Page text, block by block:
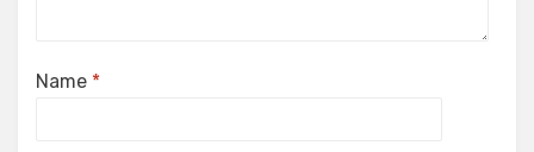
Name *